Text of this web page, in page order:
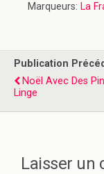
Marqueurs: La
Publication
Noël Avec Des
Linge
Laisser un